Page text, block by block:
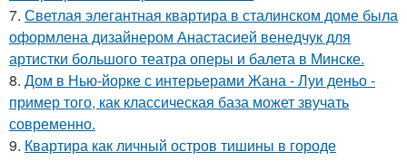
7. Светлая элегантная квартира в сталинском доме была
оформлена дизайнером Анастасией венедчук для
артистки большого театра оперы и балета в Минске.
8. Дом в Нью-йорке с интерьерами Жана - Луи деньо -
пример того, как классическая база может звучать
современно.
9. Квартира как личный остров тишины в городе